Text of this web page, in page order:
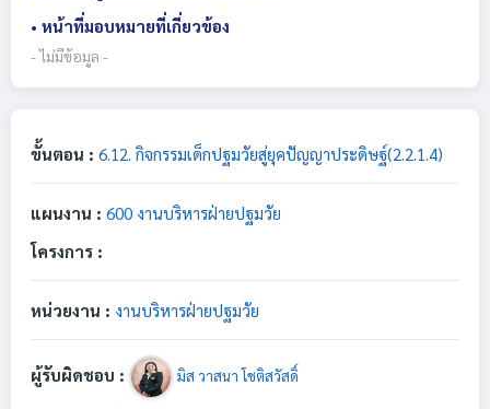
• หน้าที่มอบหมายที่เกี่ยวข้อง
- ไม่มีข้อมูล -
ขั้นตอน : 6.12. กิจกรรมเด็กปฐมวัยสู่ยุคปัญญาประดิษฐ์(2.2.1.4)
แผนงาน : 600 งานบริหารฝ่ายปฐมวัย
โครงการ :
หน่วยงาน : งานบริหารฝ่ายปฐมวัย
ผู้รับผิดชอบ : มิส วาสนา โชติสวัสดิ์